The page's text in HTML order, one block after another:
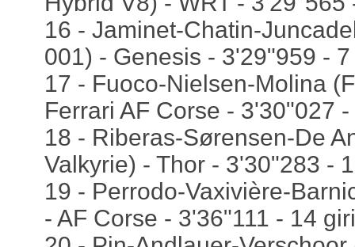
16 - Jaminet-Chatin-
001) - Genesis - 3'29"959 -
17 - Fuoco-Nielsen-Molina
Ferrari AF Corse - 3'30"027
18 - Riberas-Sørensen-De
Valkyrie) - Thor - 3'30"283 -
19 - Perrodo-Vaxivière-
- AF Corse - 3'36"111 - 14 giri